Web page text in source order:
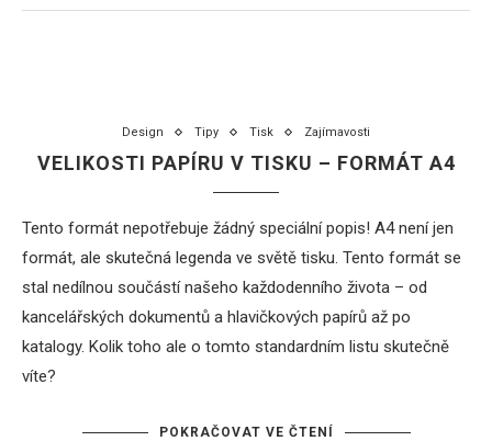
Design Tipy Tisk Zajímavosti
VELIKOSTI PAPÍRU V TISKU – FORMÁT A4
Tento formát nepotřebuje žádný speciální popis! A4 není jen
formát, ale skutečná legenda ve světě tisku. Tento formát se
stal nedílnou součástí našeho každodenního života – od
kancelářských dokumentů a hlavičkových papírů až po
katalogy. Kolik toho ale o tomto standardním listu skutečně
víte?
POKRAČOVAT VE ČTENÍ